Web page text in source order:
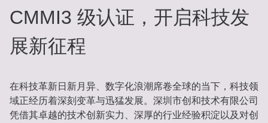
CMMI3 级认证，开启科技发
展新征程
在科技革新日新月异、数字化浪潮席卷全球的当下，科技领
域正经历着深刻变革与迅猛发展。深圳市创和技术有限公司
凭借其卓越的技术创新实力、深厚的行业经验积淀以及对创